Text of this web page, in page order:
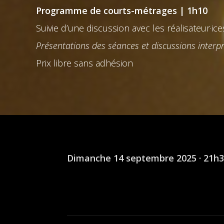
Programme de courts-métrages | 1h10
Suivie d’une discussion avec les
Présentations des séances et discussions
Prix libre sans adhésion
Dimanche 14 septembre 2025 ·